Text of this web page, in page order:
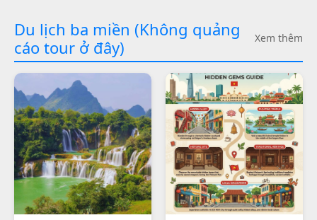
Du lịch ba miền (Không quảng
cáo tour ở đây)
Xem thêm